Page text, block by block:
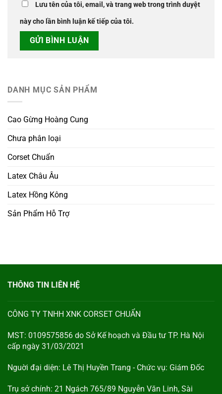
Lưu tên của tôi, email, và trang web trong trình duyệt
này cho lần bình luận kế tiếp của tôi.
DANH MỤC SẢN PHẨM
Cao Gừng Hoàng Cung
Chưa phân loại
Corset Chuẩn
Latex Châu Âu
Latex Hồng Kông
Sản Phẩm Hỗ Trợ
THÔNG TIN LIÊN HỆ
CÔNG TY TNHH XNK CORSET CHUẨN
MST: 0109575856 do Sở Kế hoạch và Đầu tư TP. Hà Nội
cấp ngày 31/03/2021
Nguời đại diện: Lê Thị Huyền Trang - Chức vụ: Giám Đốc
Trụ sở chính: 21 Ngách 765/89 Nguyễn Văn Linh, Sài